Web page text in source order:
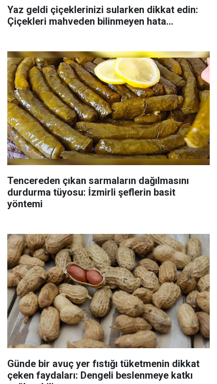
Yaz geldi çiçeklerinizi sularken dikkat edin:
Çiçekleri mahveden bilinmeyen hata...
Tencereden çıkan sarmaların dağılmasını
durdurma tüyosu: İzmirli şeflerin basit
yöntemi
Günde bir avuç yer fıstığı tüketmenin dikkat
çeken faydaları: Dengeli beslenmeye katkı